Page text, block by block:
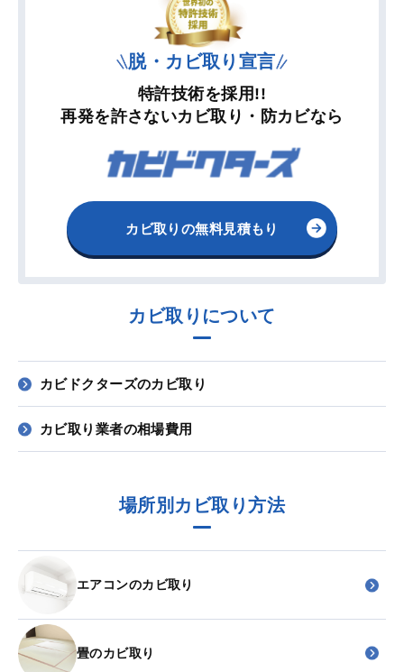
脱・カビ取り宣言
特許技術を採用!!
再発を許さないカビ取り・防カビなら
カビ取りの無料見積もり
カビ取りについて
カビドクターズのカビ取り
カビ取り業者の相場費用
場所別カビ取り方法
エアコンのカビ取り
畳のカビ取り